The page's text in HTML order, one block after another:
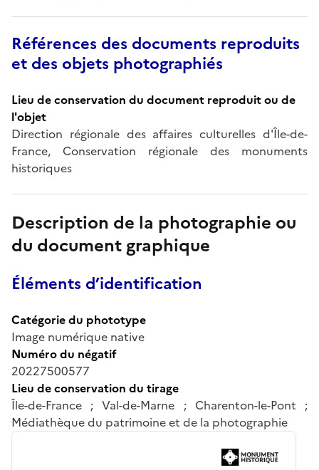
Références des documents reproduits
et des objets photographiés
Lieu de conservation du document reproduit ou de
l'objet
Direction régionale des affaires culturelles d'Île-de-
France, Conservation régionale des monuments
historiques
Description de la photographie ou
du document graphique
Éléments d’identification
Catégorie du phototype
Image numérique native
Numéro du négatif
20227500577
Lieu de conservation du tirage
Île-de-France ; Val-de-Marne ; Charenton-le-Pont ;
Médiathèque du patrimoine et de la photographie